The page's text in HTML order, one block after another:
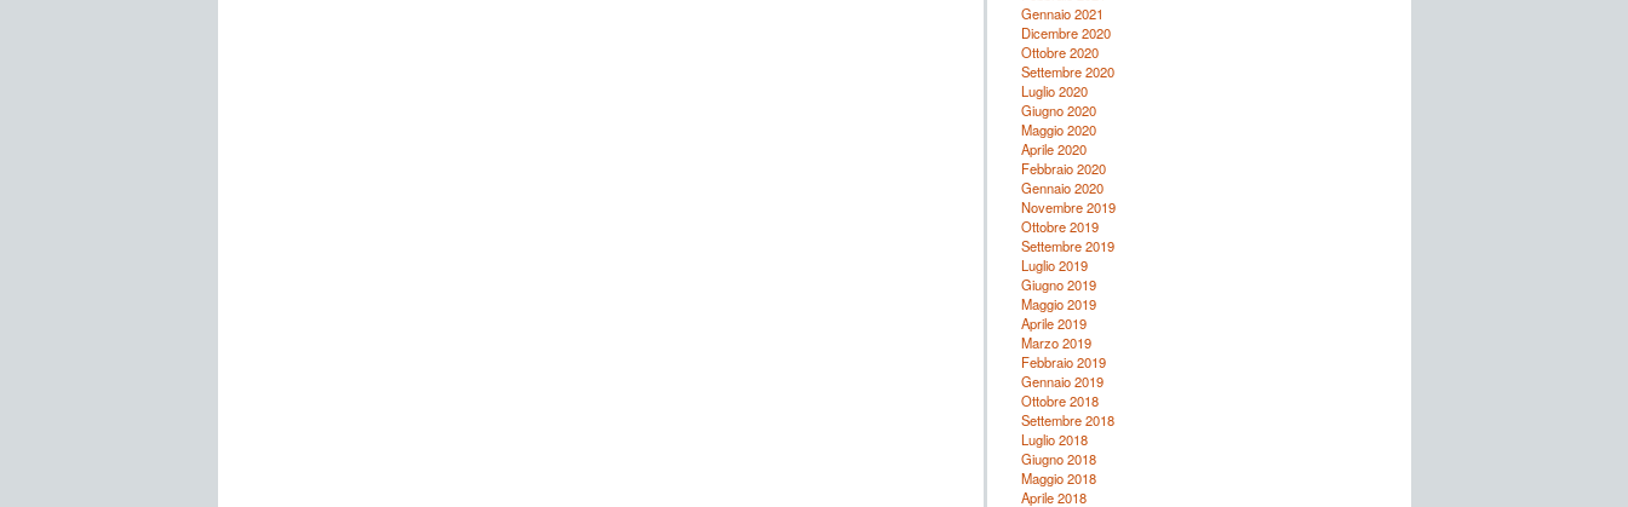
Gennaio 2021
Dicembre 2020
Ottobre 2020
Settembre 2020
Luglio 2020
Giugno 2020
Maggio 2020
Aprile 2020
Febbraio 2020
Gennaio 2020
Novembre 2019
Ottobre 2019
Settembre 2019
Luglio 2019
Giugno 2019
Maggio 2019
Aprile 2019
Marzo 2019
Febbraio 2019
Gennaio 2019
Ottobre 2018
Settembre 2018
Luglio 2018
Giugno 2018
Maggio 2018
Aprile 2018